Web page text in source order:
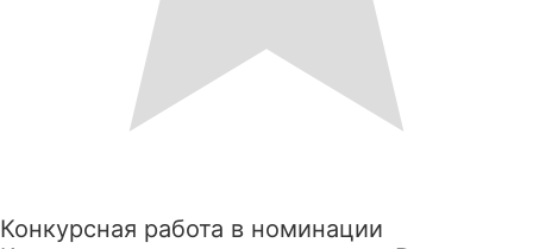
Конкурсная работа в номинации